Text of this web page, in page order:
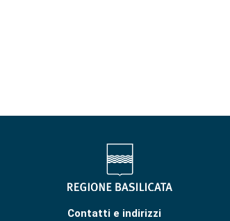
Contatti e indirizzi